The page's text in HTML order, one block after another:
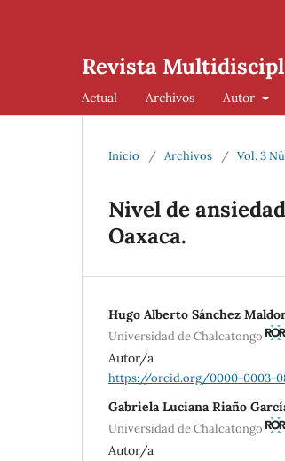
Revista
Actual Archivos Autor
Inicio / Archivos / Vol. 3
Nivel de
Oaxaca.
Hugo Alberto Sánchez
Universidad de Chalcatongo
Autor/a
https://orcid.org/0000-0003-
Gabriela Luciana Riaño
Universidad de Chalcatongo
Autor/a